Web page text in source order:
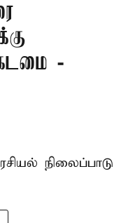
-
நிலைப்பாடு